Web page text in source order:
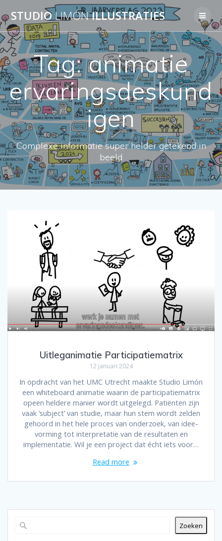
Skip
to
STUDIOLIMÓNILLUSTRATIES
Tag:animatie
ervaringsdeskund
igen
Complexe informatie super helder getekend in
beeld
Uitleganimatie Participatiematrix
12 januari 2024
In opdracht van het UMC Utrecht maakte Studio Limón
een whiteboard animatie waarin de participatiematrix
opeen heldere manier wordt uitgelegd. Patiënten zijn
vaak ‘subject’ van studie, maar hun stem wordt zelden
gehoord in het hele proces van onderzoek, van idee-
vorming tot interpretatie van de resultaten en
implementatie. Wil je een project dat écht iets voor…
Read more
Zoeken